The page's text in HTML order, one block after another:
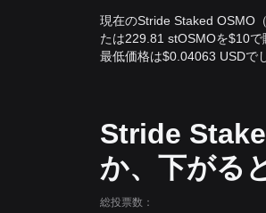
現在のStride Staked OSMO
たは229.81 stOSMOを$10
最低価格は$0.04063 USDで
Stride
か、下がる
総投票数：